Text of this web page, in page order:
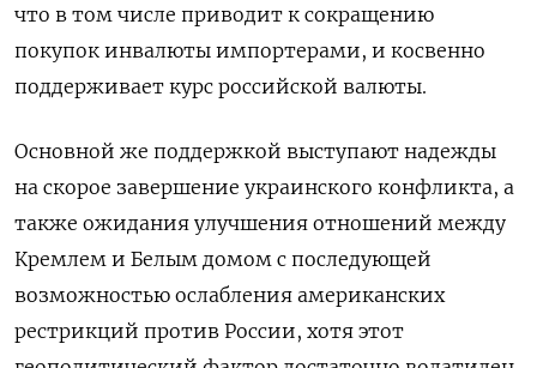
что в том числе приводит к сокращению
покупок инвалюты импортерами, и косвенно
поддерживает курс российской валюты.
Основной же поддержкой выступают надежды
на скорое завершение украинского конфликта, а
также ожидания улучшения отношений между
Кремлем и Белым домом с последующей
возможностью ослабления американских
рестрикций против России, хотя этот